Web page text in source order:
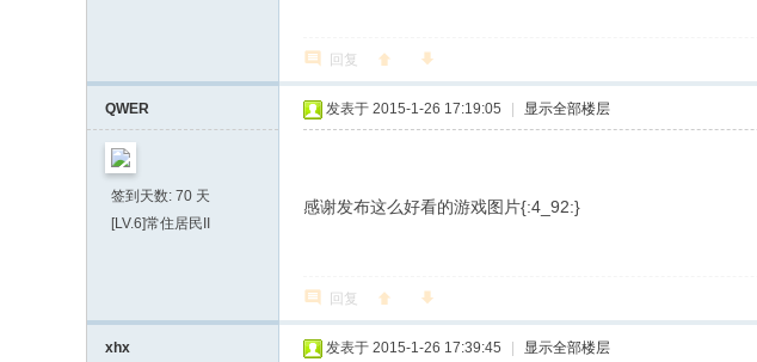
回复
QWER
签到天数: 70 天
[LV.6]常住居民II
发表于 2015-1-26 17:19:05 显示全部楼层
感谢发布这么好看的游戏图片{:4_92:}
回复
xhx 发表于 2015-1-26 17:39:45 显示全部楼层